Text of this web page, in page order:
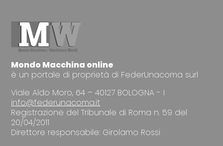
Mondo Macchina online
è un portale di proprietà di FederUnacoma surl
Viale Aldo Moro, 64 – 40127 BOLOGNA - I
info@federunacoma.it
Registrazione del Tribunale di Roma n. 59 del
20/04/2011
Direttore responsabile: Girolamo Rossi